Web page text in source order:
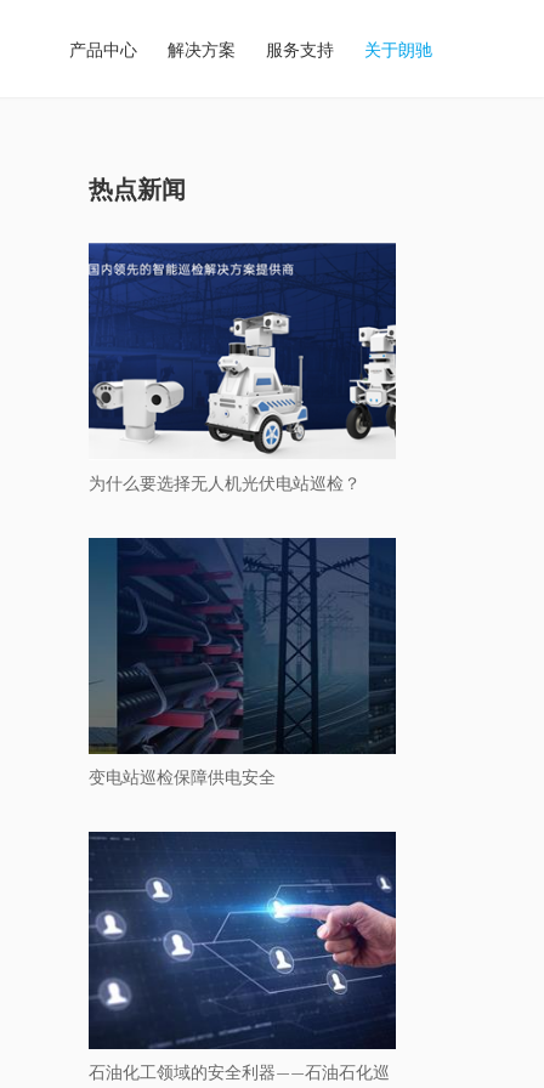
产品中心 解决方案 服务支持 关于朗驰
热点新闻
为什么要选择无人机光伏电站巡检？
变电站巡检保障供电安全
石油化工领域的安全利器——石油石化巡